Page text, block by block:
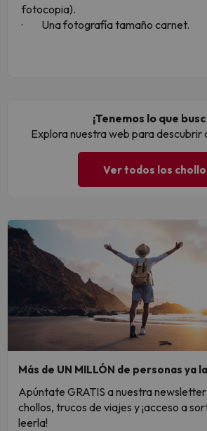
fotocopia).
· Una fotografía tamaño carnet.
¡Tenemos lo que
Explora nuestra web para descubrir
Ver todos los
Más de UN MILLÓN de personas ya
Apúntate GRATIS a nuestra
chollos, trucos de viajes y ¡acceso a
leerla!